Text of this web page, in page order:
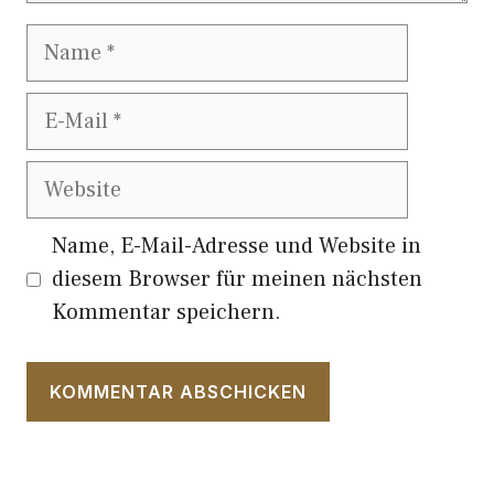
Name
E-
Website
Name, E-Mail-Adresse und Website in
diesem Browser für meinen nächsten
Kommentar speichern.